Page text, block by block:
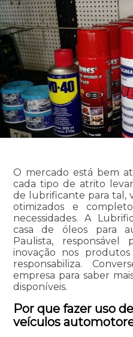
O mercado está bem
cada tipo de atrito
de lubrificante para tal,
otimizados e
necessidades. A
casa de óleos para
Paulista,
inovação nos
responsabiliza.
empresa para saber
disponíveis.
Por que fazer uso
veículos